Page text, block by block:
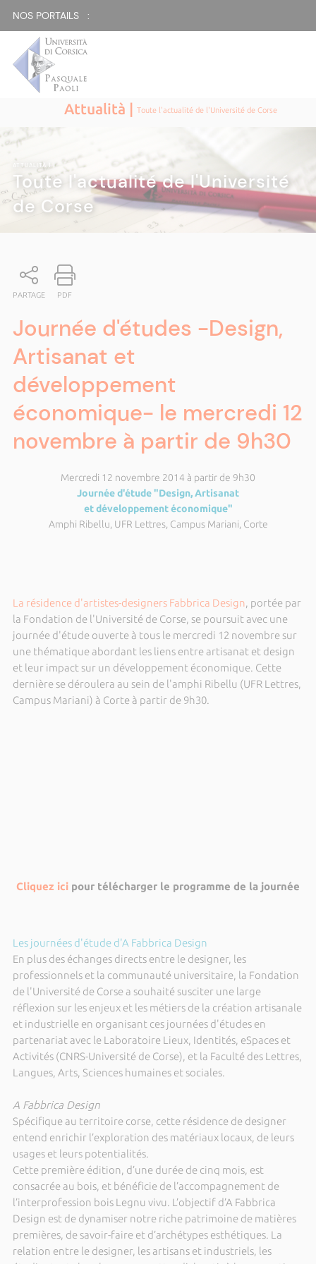
NOS PORTAILS :
Attualità |Toute l'actualité de l'Université de Corse
ATTUALITÀ|
Toute l'actualité de l'Université
de Corse
PARTAGE PDF
Journée d'études -Design,
Artisanat et
développement
économique- le mercredi 12
novembre à partir de 9h30
Mercredi 12 novembre 2014 à partir de 9h30
Journée d'étude "Design, Artisanat
et développement économique"
Amphi Ribellu, UFR Lettres, Campus Mariani, Corte
La résidence d'artistes-designers Fabbrica Design, portée par
la Fondation de l'Université de Corse, se poursuit avec une
journée d'étude ouverte à tous le mercredi 12 novembre sur
une thématique abordant les liens entre artisanat et design
et leur impact sur un développement économique. Cette
dernière se déroulera au sein de l'amphi Ribellu (UFR Lettres,
Campus Mariani) à Corte à partir de 9h30.
Cliquez ici pour télécharger le programme de la journée
Les journées d'étude d'A Fabbrica Design
En plus des échanges directs entre le designer, les
professionnels et la communauté universitaire, la Fondation
de l'Université de Corse a souhaité susciter une large
réflexion sur les enjeux et les métiers de la création artisanale
et industrielle en organisant ces journées d'études en
partenariat avec le Laboratoire Lieux, Identités, eSpaces et
Activités (CNRS-Université de Corse), et la Faculté des Lettres,
Langues, Arts, Sciences humaines et sociales.
A Fabbrica Design
Spécifique au territoire corse, cette résidence de designer
entend enrichir l’exploration des matériaux locaux, de leurs
usages et leurs potentialités.
Cette première édition, d’une durée de cinq mois, est
consacrée au bois, et bénéficie de l’accompagnement de
l’interprofession bois Legnu vivu. L’objectif d’A Fabbrica
Design est de dynamiser notre riche patrimoine de matières
premières, de savoir-faire et d’archétypes esthétiques. La
relation entre le designer, les artisans et industriels, les